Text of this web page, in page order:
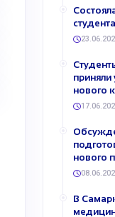
приняли
нового
нового
В